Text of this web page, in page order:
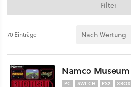
Filter
70 Einträge
Namco Museum
PC SWITCH PS2 XBOX